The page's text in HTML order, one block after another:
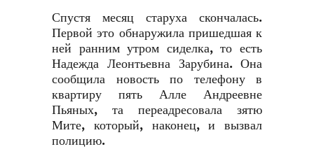
Спустя месяц старуха скончалась.
Первой это обнаружила пришедшая к
ней ранним утром сиделка, то есть
Надежда Леонтьевна Зарубина. Она
сообщила новость по телефону в
квартиру пять Алле Андреевне
Пьяных, та переадресовала зятю
Мите, который, наконец, и вызвал
полицию.